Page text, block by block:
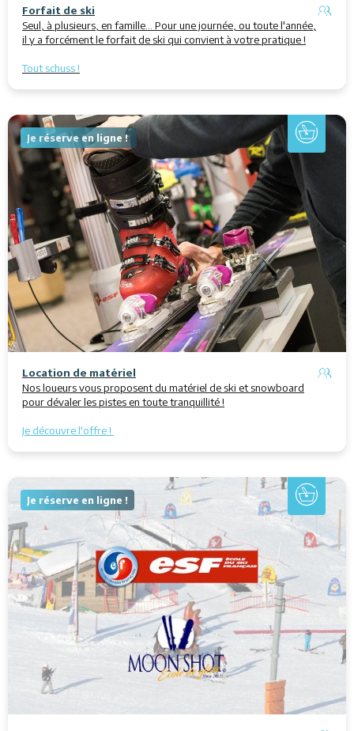
Forfait de ski
Seul, à plusieurs, en famille... Pour une journée, ou toute l'année,
il y a forcément le forfait de ski qui convient à votre pratique !
Tout schuss !
Je réserve en ligne !
Location de matériel
Nos loueurs vous proposent du matériel de ski et snowboard
pour dévaler les pistes en toute tranquillité !
Je découvre l'offre !
Je réserve en ligne !